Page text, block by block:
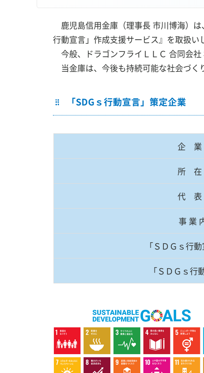
個人のお客様
採
かしん インターネット支店
鹿児島信用金庫（理事長 市川博海）
行動宣言」作成支援サービス』を取扱い
今般、ドラゴンフライ ＬＬＣ合同会
当金庫は、今後も持続可能な社会づく
「SDGｓ行動宣言」策定企業
企
所
代
事 業
「ＳＤＧｓ行
「ＳＤＧｓ行